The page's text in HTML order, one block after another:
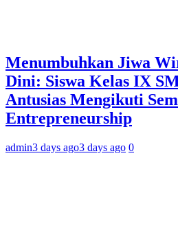
Menumbuhkan Jiwa
Dini: Siswa Kelas IX
Antusias Mengikuti
Entrepreneurship
admin3 days ago3 days ago 0